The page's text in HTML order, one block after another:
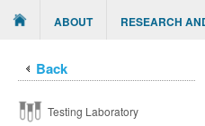
Menu ABOUT RESEARCH
Back
Testing Laboratory